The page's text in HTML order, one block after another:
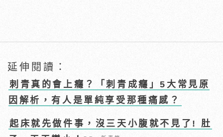
延伸閱讀：
刺青真的會上癮？「刺青成癮」5大常見原
因解析，有人是單純享受那種痛感？
起床就先做件事，沒三天小腹就不見了! 肚